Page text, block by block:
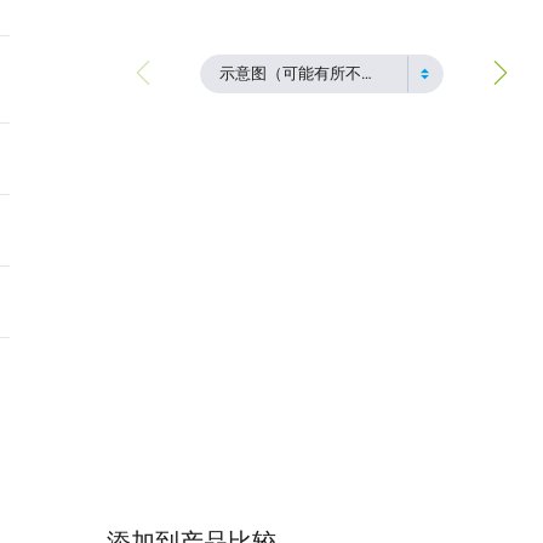
示意图（可能有所不同）